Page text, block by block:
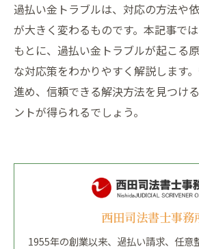
過払い金トラブルは、対応の方法や
が大きく変わるものです。本記事で
もとに、過払い金トラブルが起こる
な対応策をわかりやすく解説します
進め、信頼できる解決方法を見つけ
ントが得られるでしょう。
西田司法書士事務
1955年の創業以来、過払い請求、任意